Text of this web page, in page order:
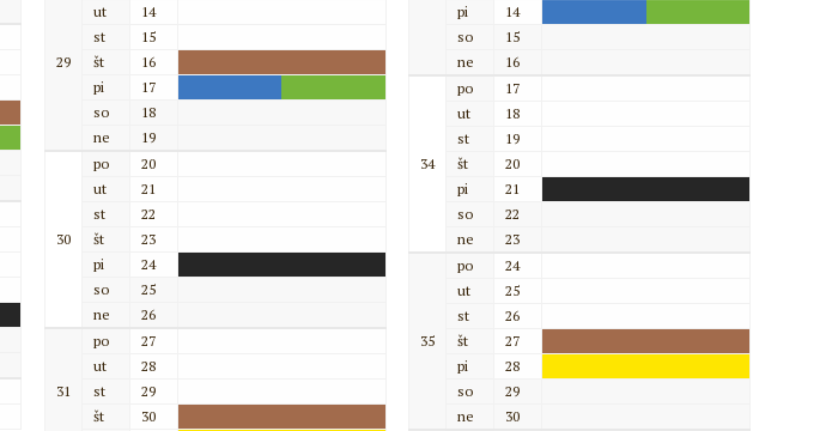
29
ut
14
st
15
št
16
pi
17
so
18
ne
19
30
po
20
ut
21
st
22
št
23
pi
24
so
25
ne
26
31
po
27
ut
28
st
29
št
30
pi
14
so
15
ne
16
34
po
17
ut
18
st
19
št
20
pi
21
so
22
ne
23
35
po
24
ut
25
st
26
št
27
pi
28
so
29
ne
30